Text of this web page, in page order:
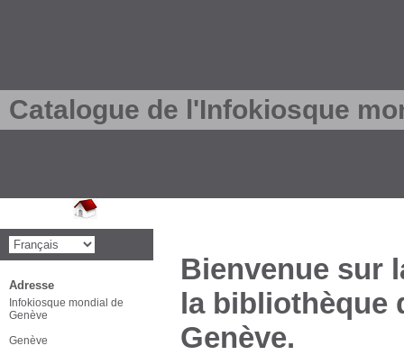
Catalogue de l'Infokiosque
Bienvenue sur
la bibliothèque
Genève.
Adresse
Infokiosque mondial de
Genève
Genève